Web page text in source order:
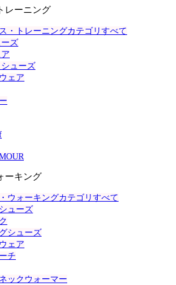
レーニング
・トレーニングカテゴリすべて
ズ
ューズ
ェア
ーキング
ウォーキングカテゴリすべて
ューズ
シューズ
ェア
チ
ックウォーマー